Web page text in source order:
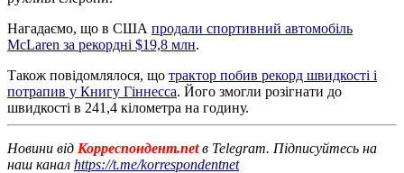
Нагадаємо, що в США продали спортивний автомобіль
McLaren за рекордні $19,8 млн.
Також повідомлялося, що трактор побив рекорд швидкості і
потрапив у Книгу Гіннесса. Його змогли розігнати до
швидкості в 241,4 кілометра на годину.
Новини від Корреспондент.netв Telegram. Підписуйтесь на
наш канал https://t.me/korrespondentnet